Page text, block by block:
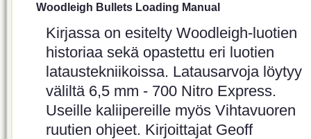
Woodleigh Bullets Loading Manual
Kirjassa on esitelty Woodleigh-luotien
historiaa sekä opastettu eri luotien
lataustekniikoissa. Latausarvoja löytyy
väliltä 6,5 mm - 700 Nitro Express.
Useille kaliipereille myös Vihtavuoren
ruutien ohjeet. Kirjoittajat Geoff